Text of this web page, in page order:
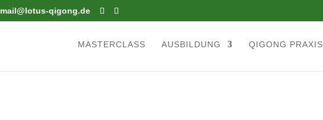
mail@lotus-qigong.de
MASTERCLASS AUSBILDUNG QIGONG PRAXIS